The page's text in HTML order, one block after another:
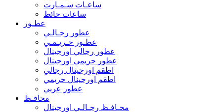
ساعـات سـمـارت
ساعات حائط
عطـور
عطور رجـالـي
عطـور حـريـمـي
عطور رجالي اورجينال
عطور حريمي اورجينال
اطقم اورجينال رجالي
اطقم اورجينال حريمي
عطور عربي
محافـظ
محـافـظ رجـالـي اورجينال